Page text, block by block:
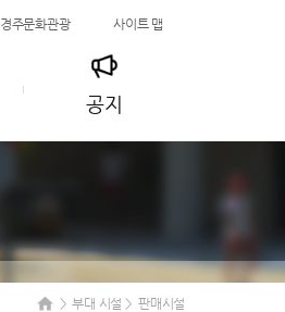
경주문화관광 사이트 맵
공지
부대 시설 판매시설